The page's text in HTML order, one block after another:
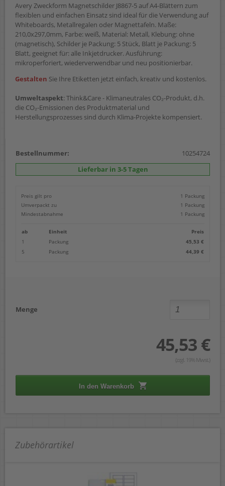
Avery Zweckform Magnetschilder J8867-5 auf A4-Blättern zum
flexiblen und einfachen Einsatz sind ideal für die Verwendung auf
Whiteboards, Metallregalen oder Magnettafeln. Maße:
210,0x297,0mm, Farbe: weiß, Material: Metall, Klebung: ohne
(magnetisch), Schilder je Packung: 5 Stück, Blatt je Packung: 5
Blatt, geeignet für: alle Inkjetdrucker. Ausführung:
mikroperforiert, wiederverwendbar und neu positionierbar.
Gestalten Sie Ihre Etiketten jetzt einfach, kreativ und kostenlos.
Umweltaspekt: Think&Care - Klimaneutrales CO₂-Produkt, d.h.
die CO₂-Emissionen des Produktmaterial und
Herstellungsprozesses sind durch Klima-Projekte kompensiert.
Bestellnummer:
10254724
Lieferbar in 3-5 Tagen
Preis gilt pro
1 Packung
Umverpackt zu
1 Packung
Mindestabnahme
1 Packung
ab Einheit
Preis
1
Packung
45,53 €
5
Packung 44,39 €
Menge
45,53 €
(zzgl. 19% Mwst.)
In den Warenkorb
Zubehörartikel